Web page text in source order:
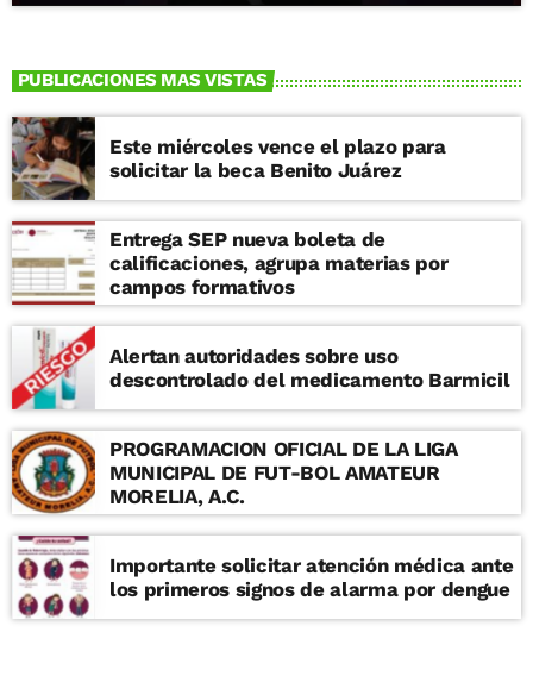
PUBLICACIONES MAS VISTAS
Este miércoles vence el plazo para
solicitar la beca Benito Juárez
Entrega SEP nueva boleta de
calificaciones, agrupa materias por
campos formativos
Alertan autoridades sobre uso
descontrolado del medicamento Barmicil
PROGRAMACION OFICIAL DE LA LIGA
MUNICIPAL DE FUT-BOL AMATEUR
MORELIA, A.C.
Importante solicitar atención médica ante
los primeros signos de alarma por dengue